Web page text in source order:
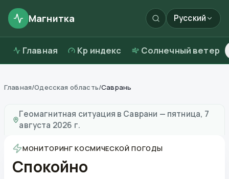
Магнитка Русский
Главная Kp индекс Солнечный ветер
Главная/Одесская область/Саврань
Геомагнитная ситуация в Саврани — пятница, 7
августа 2026 г.
МОНИТОРИНГ КОСМИЧЕСКОЙ ПОГОДЫ
Спокойно